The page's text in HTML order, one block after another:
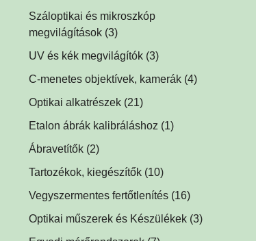
Multispektrális háttérvilágítók
Gyűrűvilágítók
(1)
Súrlófények (1)
Égboltvilágítók (1)
Koaxiális világítók (2)
Háttérvilágítók (5)
SPOT megvilágítók (1)
SPOT vetítők (1)
Mátrix megvilágítók (2)
Csíkvetítők (1)
Egyedi megvilágítók (2)
Száloptikai és mikroszkóp
megvilágítások (3)
UV és kék megvilágítók (3)
UV és kék megvilágítások fluoreszcens
alkalmazáshoz
C-menetes objektívek, kamerák (4)
Optikai alkatrészek (21)
Műszerüvegek
(1)
Optikai tükrök, prizmák
Lencsék
(1)
Optikai szűrők
(5)
Védőüvegek
Etalon ábrák kalibráláshoz (1)
Ábravetítők (2)
Tartozékok, kiegészítők (10)
LED tápegységek
(1)
Kábelek
(1)
C-menetes közdarabok
(1)
Vegyszermentes fertőtlenítés (16)
Vírusölő és baktériumölő réz fólia
(12)
UV-C légfertőtlenítő
(3)
Optikai műszerek és Készülékek (3)